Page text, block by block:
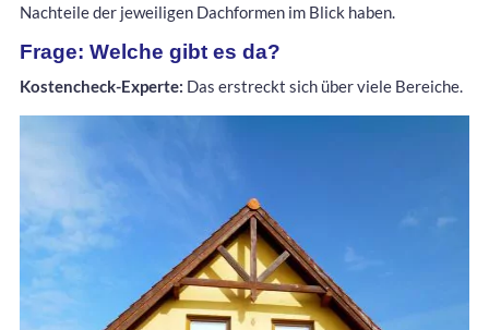
Nachteile der jeweiligen Dachformen im Blick haben.
Frage: Welche gibt es da?
Kostencheck-Experte: Das erstreckt sich über viele Bereiche.